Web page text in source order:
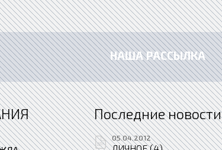
НАША РАССЫЛКА
Последние новости
05.04.2012